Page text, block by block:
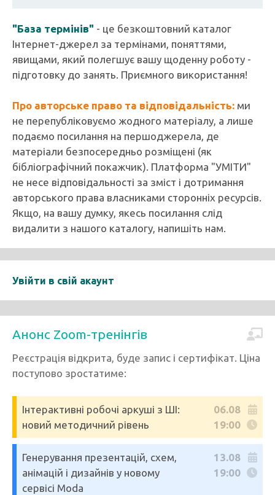
"База термінів" - це безкоштовний каталог
Інтернет-джерел за термінами, поняттями,
явищами, який полегшує вашу щоденну роботу -
підготовку до занять. Приємного використання!
Про авторське право та відповідальність: ми
не перепубліковуємо жодного матеріалу, а лише
подаємо посилання на першоджерела, де
матеріали безпосередньо розміщені (як
бібліографічний покажчик). Платформа "УМІТИ"
не несе відповідальності за зміст і дотримання
авторського права власниками сторонніх ресурсів.
Якщо, на вашу думку, якесь посилання слід
видалити з нашого каталогу, напишіть нам.
Увійти в свій акаунт
Анонс Zoom-тренінгів
Реєстрація відкрита, буде запис і сертифікат. Ціна
поступово зростатиме:
Інтерактивні робочі аркуші з ШІ:
новий методичний рівень
06.08
19:00
Генерування презентацій, схем,
анімацій і дизайнів у новому
сервісі Moda
13.08
19:00